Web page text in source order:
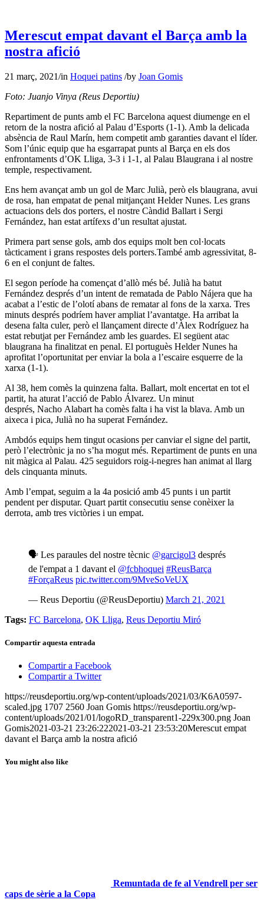
Merescut empat davant el Barça amb la
nostra afició
21 març, 2021/in Hoquei patins /by Joan Gomis
Foto: Juanjo Vinya (Reus Deportiu)
Repartiment de punts amb el FC Barcelona aquest diumenge en el
retorn de la nostra afició al Palau d’Esports (1-1). Amb la delicada
absència de Raul Marín, hem competit amb garanties davant el líder.
Som l’únic equip que ha esgarrapat punts al Barça en els dos
enfrontaments d’OK Lliga, 3-3 i 1-1, al Palau Blaugrana i al nostre
temple, respectivament.
Ens hem avançat amb un gol de Marc Julià, però els blaugrana, avui
de rosa, han empatat de penal mitjançant Helder Nunes. Les grans
actuacions dels dos porters, el nostre Càndid Ballart i Sergi
Fernández, han estat artífexs d’un resultat ajustat.
Primera part sense gols, amb dos equips molt ben col·locats
tàcticament i grans respostes dels porters.També amb agressivitat, 8-
6 en el conjunt de faltes.
El segon període ha començat d’allò més bé. Julià ha batut
Fernández després d’un intent de rematada de Pablo Nájera que ha
acabat a l’estic de l’olotí abans de rematar al fons de la xarxa. Tres
minuts després podríem haver ampliat l’avantatge. Ha arribat la
desena falta culer, però el llançament directe d’Àlex Rodríguez ha
estat rebutjat per Fernández amb les guardes. El següent atac
blaugrana ha finalitzat en penal. El portuguès Helder Nunes ha
aprofitat l’oportunitat per enviar la bola a l’escaire esquerre de la
xarxa (1-1).
Al 38, hem comès la quinzena falta. Ballart, molt encertat en tot el
partit, ha aturat l’acció de Pablo Álvarez. Un minut
després, Nacho Alabart ha comès falta i ha vist la blava. Amb un
aixeca i pica, Julià no ha superat Fernández.
Ambdós equips hem tingut ocasions per canviar el signe del partit,
però l’electrònic ja no s’ha mogut més. Repartiment de punts en una
nit màgica al Palau. 425 seguidors roig-i-negres han animat al llarg
dels cinquanta minuts.
Amb l’empat, seguim a la 4a posició amb 45 punts i un partit
pendent per disputar. Quart partit consecutiu sense conèixer la
derrota, amb tres victòries i un empat.
🗣 Les paraules del nostre tècnic @garcigol3 després
de l'empat a 1 davant el @fcbhoquei #ReusBarça
#ForçaReus pic.twitter.com/9MveSoVeUX
— Reus Deportiu (@ReusDeportiu) March 21, 2021
Tags: FC Barcelona, OK Lliga, Reus Deportiu Miró
Compartir aquesta entrada
Compartir a Facebook
Compartir a Twitter
https://reusdeportiu.org/wp-content/uploads/2021/03/K6A0597-
scaled.jpg 1707 2560 Joan Gomis https://reusdeportiu.org/wp-
content/uploads/2021/01/logoRD_transparent1-229x300.png Joan
Gomis2021-03-21 23:26:222021-03-21 23:53:20Merescut empat
davant el Barça amb la nostra afició
You might also like
Remuntada de fe al Vendrell per ser
caps de sèrie a la Copa